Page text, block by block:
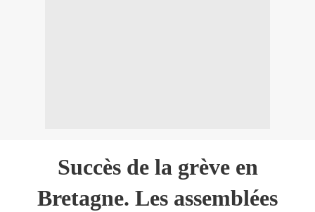
Succès de la grève en
Bretagne. Les assemblées